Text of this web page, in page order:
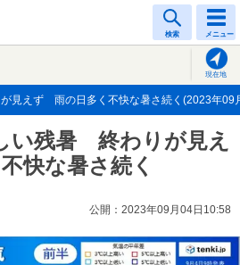
検索 メニュー
現在地
えず 雨の日多く不快な暑さ続く(2023年09
い残暑 終わりが見え
快な暑さ続く
公開：2023年09月04日10:58